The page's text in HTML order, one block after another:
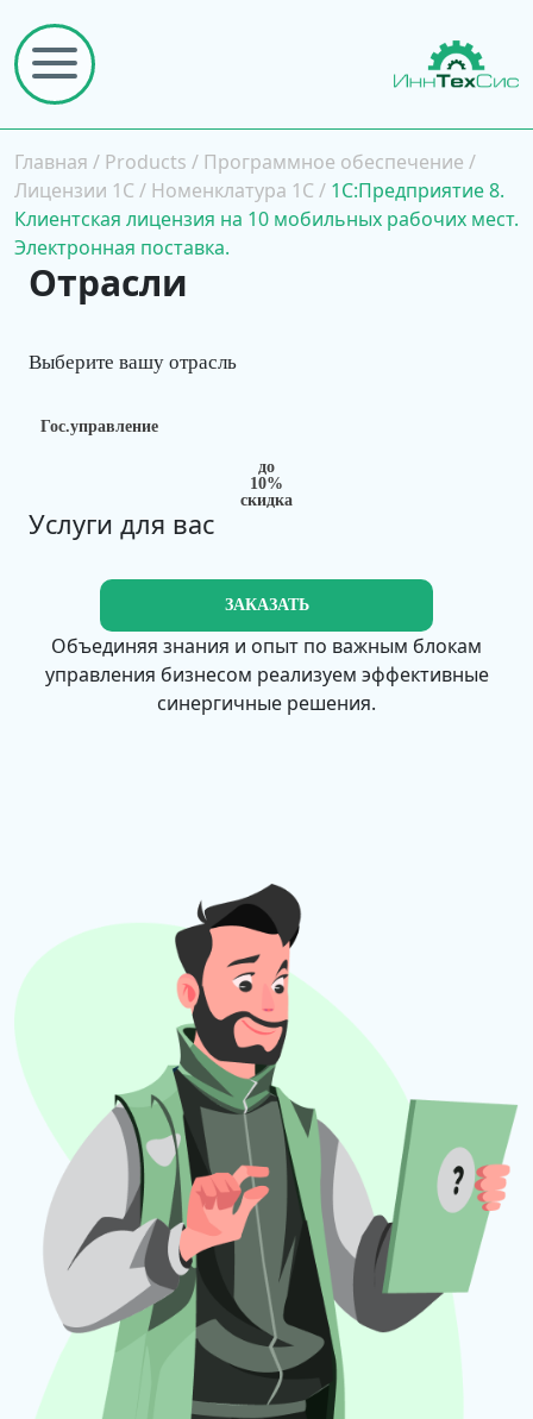
Главная / Products / Программное обеспечение /
Лицензии 1С / Номенклатура 1С / 1С:Предприятие 8.
Клиентская лицензия на 10 мобильных рабочих мест.
Электронная поставка.
Отрасли
Гос.управление
Выберите вашу отрасль
до
10%
скидка
Услуги для вас
ЗАКАЗАТЬ
Объединяя знания и опыт по важным блокам
управления бизнесом реализуем эффективные
синергичные решения.